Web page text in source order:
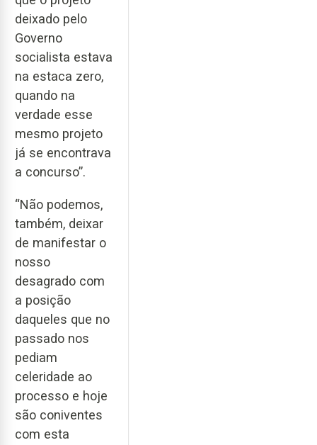
deixado pelo
Governo
socialista estava
na estaca zero,
quando na
verdade esse
mesmo projeto
já se encontrava
a concurso”.
“Não podemos,
também, deixar
de manifestar o
nosso
desagrado com
a posição
daqueles que no
passado nos
pediam
celeridade ao
processo e hoje
são coniventes
com esta